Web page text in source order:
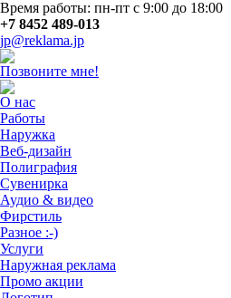
Время работы: пн-пт с 9:00 до 18:00
+7 8452 489-013
jp@reklama.jp
Позвоните мне!
О нас
Работы
Наружка
Веб-дизайн
Полиграфия
Сувенирка
Аудио & видео
Фирстиль
Разное :-)
Услуги
Наружная реклама
Промо акции